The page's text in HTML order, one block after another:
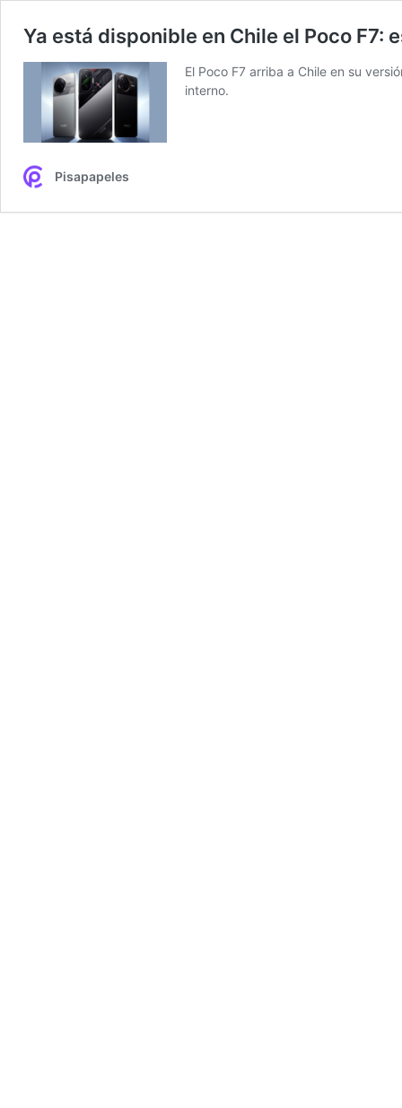
Ya está disponible en Chile el Poco
El Poco F7 arriba a Chile en su
interno.
Pisapapeles